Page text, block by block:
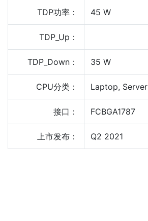
TDP功率： 45 W
TDP_Up：
TDP_Down： 35 W
CPU分类： Laptop, Server
接口： FCBGA1787
上市发布： Q2 2021